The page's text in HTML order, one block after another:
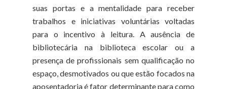
suas portas e a mentalidade para receber
trabalhos e iniciativas voluntárias voltadas
para o incentivo à leitura. A ausência de
bibliotecária na biblioteca escolar ou a
presença de profissionais sem qualificação no
espaço, desmotivados ou que estão focados na
aposentadoria é fator determinante para como